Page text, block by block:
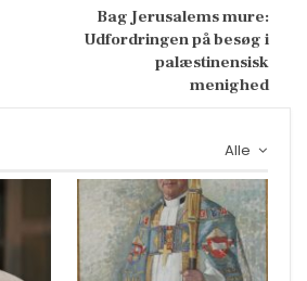
Bag Jerusalems mure:
Udfordringen på besøg i
palæstinensisk
menighed
Alle